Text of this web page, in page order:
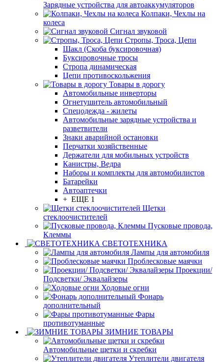
Зарядные устройства для автоаккумуляторов
Колпаки, Чехлы на
колеса
Сигнал звуковой
Стропы, Троса, Цепи
Шакл (Скоба буксировочная)
Буксировочные тросы
Стропа динамическая
Цепи противоскольжения
Товары в дорогу
Автомобильные инверторы
Огнетушитель автомобильный
Спецодежда - жилеты
Автомобильные зарядные устройства и
разветвители
Знаки аварийной остановки
Перчатки хозяйственные
Держатели для мобильных устройств
Канистры, Ведра
Наборы и комплекты для автомобилистов
Батарейки
Автоаптечки
+ ЕЩЕ 1
Щетки
стеклоочистителей
Пусковые провода,
Клеммы
СВЕТОТЕХНИКА
Лампы для автомобиля
Проблесковые маячки
Проекции/
Подсветки/ Эквалайзеры
Ходовые огни
Фонарь
дополнительный
Фары
противотуманные
ЗИМНИЕ ТОВАРЫ
Автомобильные щетки и скребки
Утеплители двигателя